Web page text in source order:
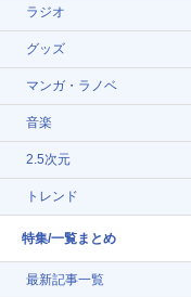
ラジオ
グッズ
マンガ・ラノベ
音楽
2.5次元
トレンド
特集/一覧まとめ
最新記事一覧